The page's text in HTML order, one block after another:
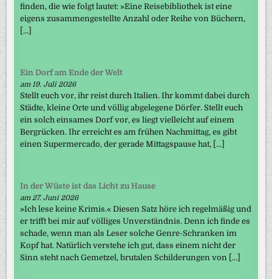
finden, die wie folgt lautet: »Eine Reisebibliothek ist eine
eigens zusammengestellte Anzahl oder Reihe von Büchern,
[…]
Ein Dorf am Ende der Welt
am 19. Juli 2026
Stellt euch vor, ihr reist durch Italien. Ihr kommt dabei durch
Städte, kleine Orte und völlig abgelegene Dörfer. Stellt euch
ein solch einsames Dorf vor, es liegt vielleicht auf einem
Bergrücken. Ihr erreicht es am frühen Nachmittag, es gibt
einen Supermercado, der gerade Mittagspause hat, […]
In der Wüste ist das Licht zu Hause
am 27. Juni 2026
»Ich lese keine Krimis.« Diesen Satz höre ich regelmäßig und
er trifft bei mir auf völliges Unverständnis. Denn ich finde es
schade, wenn man als Leser solche Genre-Schranken im
Kopf hat. Natürlich verstehe ich gut, dass einem nicht der
Sinn steht nach Gemetzel, brutalen Schilderungen von […]